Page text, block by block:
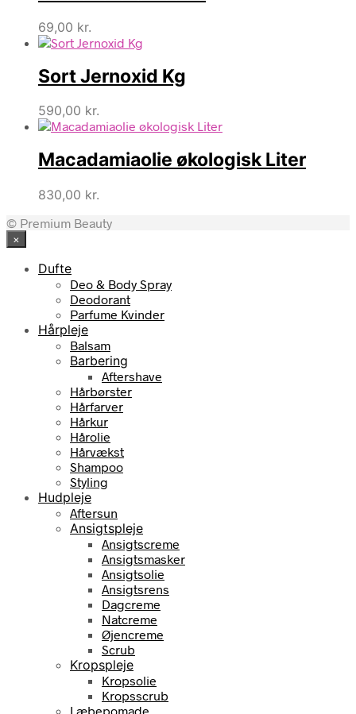
69,00 kr.
Sort Jernoxid Kg
590,00 kr.
Macadamiaolie økologisk Liter
830,00 kr.
© Premium Beauty
×
Dufte
Deo & Body Spray
Deodorant
Parfume Kvinder
Hårpleje
Balsam
Barbering
Aftershave
Hårbørster
Hårfarver
Hårkur
Hårolie
Hårvækst
Shampoo
Styling
Hudpleje
Aftersun
Ansigtspleje
Ansigtscreme
Ansigtsmasker
Ansigtsolie
Ansigtsrens
Dagcreme
Natcreme
Øjencreme
Scrub
Kropspleje
Kropsolie
Kropsscrub
Læbepomade